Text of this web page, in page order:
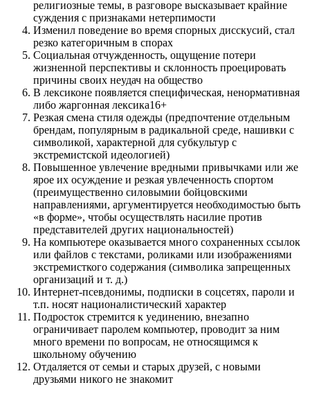
религиозные темы, в разговоре высказывает крайние
суждения с признаками нетерпимости
Изменил поведение во время спорных дисскусий, стал
резко категоричным в спорах
Социальная отчужденность, ощущение потери
жизненной перспективы и склонность проецировать
причины своих неудач на общество
В лексиконе появляется специфическая, ненормативная
либо жаргонная лексика16+
Резкая смена стиля одежды (предпочтение отдельным
брендам, популярным в радикальной среде, нашивки с
символикой, характерной для субкультур с
экстремистской идеологией)
Повышенное увлечение вредными привычками или же
ярое их осуждение и резкая увлеченность спортом
(преимущественно силовымии бойцовскими
направлениями, аргументируется необходимостью быть
«в форме», чтобы осуществлять насилие против
представителей других национальностей)
На компьютере оказывается много сохраненных ссылок
или файлов с текстами, роликами или изображениями
экстремисткого содержания (символика запрещенных
организаций и т. д.)
Интернет-псевдонимы, подписки в соцсетях, пароли и
т.п. носят националистический характер
Подросток стремится к уединению, внезапно
ограничивает паролем компьютер, проводит за ним
много времени по вопросам, не относящимся к
школьному обучению
Отдаляется от семьи и старых друзей, с новыми
друзьями никого не знакомит